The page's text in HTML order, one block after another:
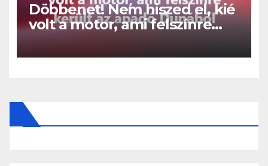
Döbbenet! Nem hiszed el, kié
volt a motor, ami felszínre
került az apadó Dunából